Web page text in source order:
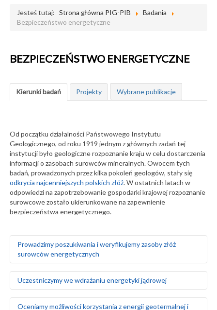
Jesteś tutaj: Strona główna PIG-PIB
Badania
Bezpieczeństwo energetyczne
BEZPIECZEŃSTWO ENERGETYCZNE
Kierunki badań Projekty Wybrane publikacje
Od początku działalności Państwowego Instytutu
Geologicznego, od roku 1919 jednym z głównych zadań tej
instytucji było geologiczne rozpoznanie kraju w celu dostarczenia
informacji o zasobach surowców mineralnych. Owocem tych
badań, prowadzonych przez kilka pokoleń geologów, stały się
odkrycia najcenniejszych polskich złóż. W ostatnich latach w
odpowiedzi na zapotrzebowanie gospodarki krajowej rozpoznanie
surowcowe zostało ukierunkowane na zapewnienie
bezpieczeństwa energetycznego.
Prowadzimy poszukiwania i weryfikujemy zasoby złóż
surowców energetycznych
węgla brunatnego i kamiennego
Opracowujemy nowe kryteria kwalifikacji zasobów węgla
Uczestniczymy we wdrażaniu energetyki jądrowej
Oceniamy możliwości korzystania z energii geotermalnej i